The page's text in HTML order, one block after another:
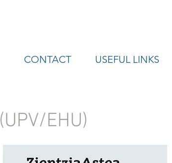
CONTACT USEFUL LINKS
(UPV/EHU)